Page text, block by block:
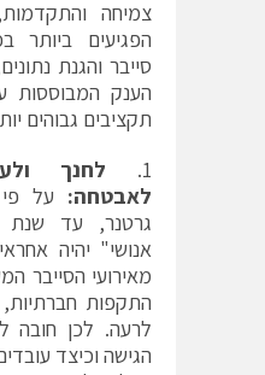
צמיחה
הפגיעים ביותר
סייבר והגנת
הענק המבוססות
תקציבים גבוהים
לחנך
לאבטחה: על
מאירועי הסייבר
התקפות
לרעה. לכן חובה
הגישה וכיצד